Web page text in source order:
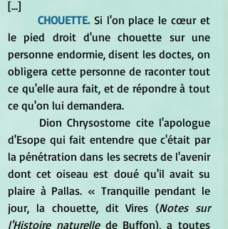
[...]
CHOUETTE. Si l'on place le cœur et
le pied droit d'une chouette sur une
personne endormie, disent les doctes, on
obligera cette personne de raconter tout
ce qu'elle aura fait, et de répondre à tout
ce qu'on lui demandera.
d'Esope qui fait entendre que c'était par
la pénétration dans les secrets de l'avenir
dont cet oiseau est doué qu'il avait su
plaire à Pallas. « Tranquille pendant le
jour, la chouette, dit Vires (Notes sur
l'Histoire naturelle de Buffon), a toutes